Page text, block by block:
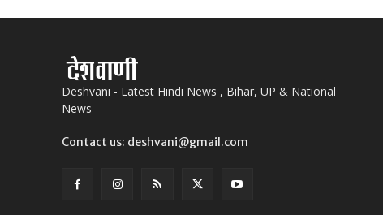
Deshvani - Latest Hindi News , Bihar, UP & National
News
Contact us: deshvani@gmail.com